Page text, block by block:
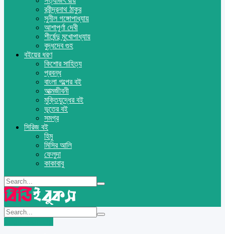
রবীন্দ্রনাথ ঠাকুর
সুনীল গঙ্গোপাধ্যায়
আশাপূর্ণা দেবী
শীর্ষেন্দু মুখোপাধ্যায়
বুদ্ধদেব গুহ
বইয়ের ধরণ
কিশোর সাহিত্য
প্রবন্ধ
বাংলা গল্পের বই
আত্মজীবনী
মুক্তিযুদ্ধের বই
ভূতের বই
সমগ্র
সিরিজ বই
হিমু
মিসির আলি
ফেলুদা
কাকাবাবু